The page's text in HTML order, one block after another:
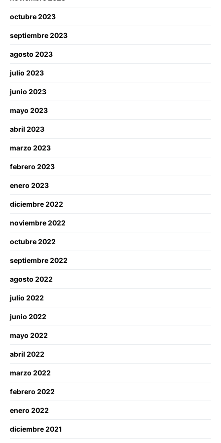
octubre 2023
septiembre 2023
agosto 2023
julio 2023
junio 2023
mayo 2023
abril 2023
marzo 2023
febrero 2023
enero 2023
diciembre 2022
noviembre 2022
octubre 2022
septiembre 2022
agosto 2022
julio 2022
junio 2022
mayo 2022
abril 2022
marzo 2022
febrero 2022
enero 2022
diciembre 2021